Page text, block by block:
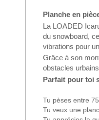
galleryPlanche en
La LOADED
du snowboard,
vibrations pour
Grâce à son
obstacles
Parfait pour toi
Tu pèses entre
Tu veux une